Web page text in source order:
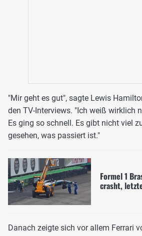
"Mir geht es gut", sagte Lewis
den TV-Interviews. "Ich weiß wirklich
Es ging so schnell. Es gibt nicht viel
gesehen, was passiert ist."
Formel 1
crasht,
Danach zeigte sich vor allem Ferrari